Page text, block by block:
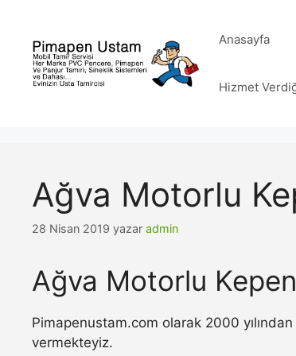
Anasayfa
Hizmet
Ağva Motorlu
28 Nisan 2019 yazar admin
Ağva Motorlu
Pimapenustam.com olarak 2000
vermekteyiz.